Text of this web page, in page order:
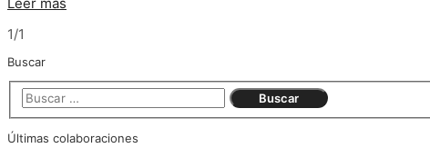
1/1
Buscar
Últimas colaboraciones